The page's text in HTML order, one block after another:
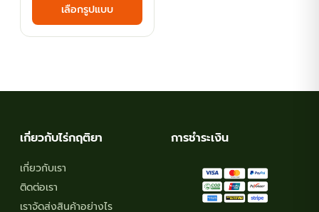
฿143.10
through
เลือกรูปแบบ
has
The
เกี่ยวกับไร่กฤติยา
เกี่ยวกับเรา
ติดต่อเรา
เราจัดส่งสินค้าอย่างไร
การชำระเงิน